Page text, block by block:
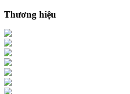
Thương hiệu